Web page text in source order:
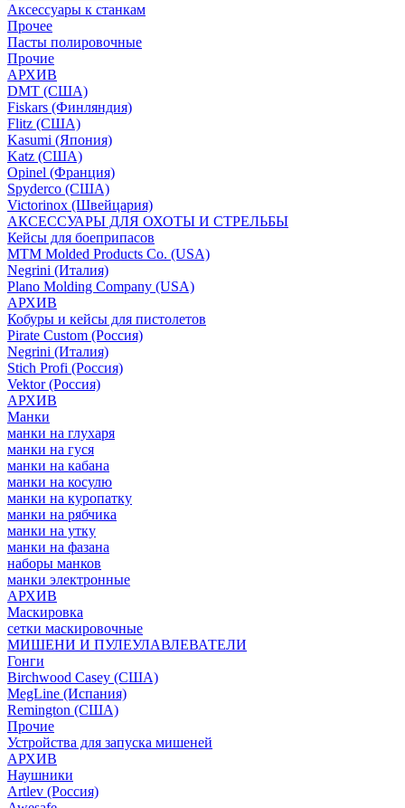
Аксессуары к станкам
Прочее
Пасты полировочные
Прочие
АРХИВ
DMT (США)
Fiskars (Финляндия)
Flitz (США)
Kasumi (Япония)
Katz (США)
Opinel (Франция)
Spyderco (США)
Victorinox (Швейцария)
АКСЕССУАРЫ ДЛЯ ОХОТЫ И СТРЕЛЬБЫ
Кейсы для боеприпасов
MTM Molded Products Co. (USA)
Negrini (Италия)
Plano Molding Company (USA)
АРХИВ
Кобуры и кейсы для пистолетов
Pirate Custom (Россия)
Negrini (Италия)
Stich Profi (Россия)
Vektor (Россия)
АРХИВ
Манки
манки на глухаря
манки на гуся
манки на кабана
манки на косулю
манки на куропатку
манки на рябчика
манки на утку
манки на фазана
наборы манков
манки электронные
АРХИВ
Маскировка
сетки маскировочные
МИШЕНИ И ПУЛЕУЛАВЛЕВАТЕЛИ
Гонги
Birchwood Casey (США)
MegLine (Испания)
Remington (США)
Прочие
Устройства для запуска мишеней
АРХИВ
Наушники
Artlev (Россия)